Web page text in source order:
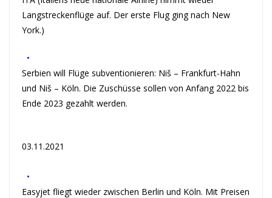
Langstreckenflüge auf. Der erste Flug ging nach New
York.)
•
Serbien will Flüge subventionieren: Niš – Frankfurt-Hahn
und Niš – Köln. Die Zuschüsse sollen von Anfang 2022 bis
Ende 2023 gezahlt werden.
03.11.2021
•
Easyjet fliegt wieder zwischen Berlin und Köln. Mit Preisen